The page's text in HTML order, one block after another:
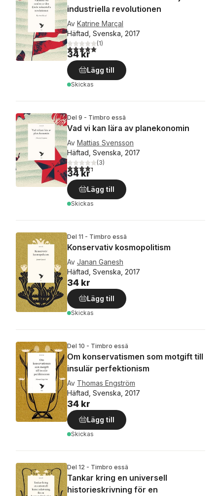
industriella revolutionen
Av Katrine Marçal
Häftad, Svenska, 2017
5,0utav 5 stjärnor. Totalt antal röster:
(1)
34 kr
Lägg till
Skickas
Del 9 - Timbro essä
Vad vi kan lära av planekonomin
Av Mattias Svensson
Häftad, Svenska, 2017
4,3utav 5 stjärnor. Totalt antal röster:
(3)
34 kr
Lägg till
Skickas
Del 11 - Timbro essä
Konservativ kosmopolitism
Av Janan Ganesh
Häftad, Svenska, 2017
34 kr
Lägg till
Skickas
Del 10 - Timbro essä
Om konservatismen som motgift till
insulär perfektionism
Av Thomas Engström
Häftad, Svenska, 2017
34 kr
Lägg till
Skickas
Del 12 - Timbro essä
Tankar kring en universell
historieskrivning för en